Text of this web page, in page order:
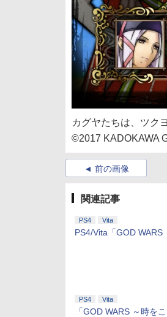
カグヤたちは、ツク
©2017 KADOKAWA
前の画像
関連記事
PS4 Vita
PS4/Vita「GOD WARS
PS4 Vita
「GOD WARS ～時を